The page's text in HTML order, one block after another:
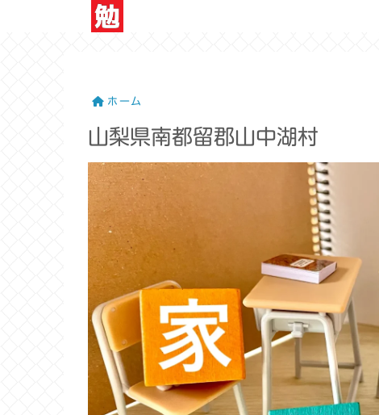
ホーム
山梨県南都留郡山中湖村